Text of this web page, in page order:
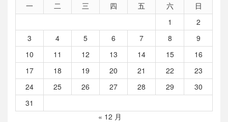
一 二 三 四 五 六
日
1
2
3
4 5 6 7 8
9
10
11 12 13 14 15
16
17
18 19 20 21 22
23
24
25 26 27 28 29
30
31
« 12 月